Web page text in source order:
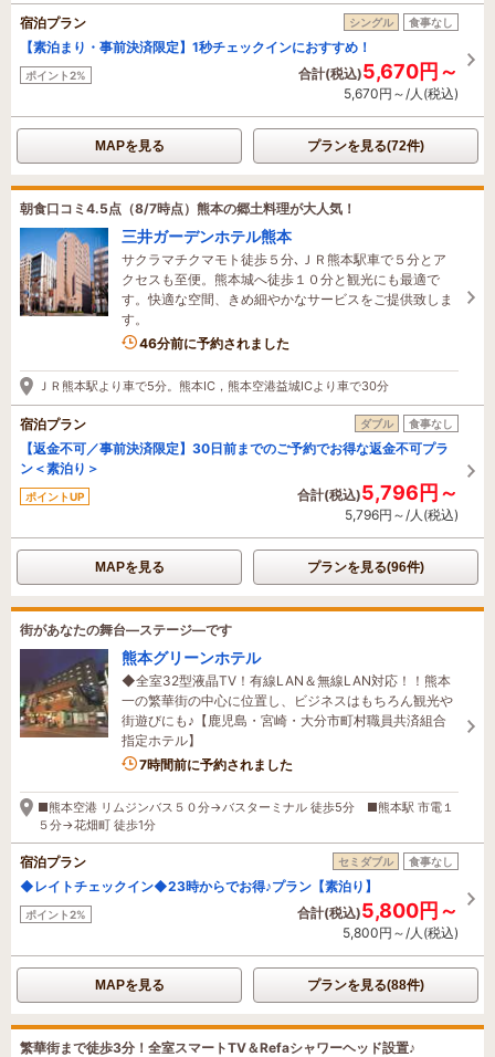
宿泊プラン シングル 食事なし
【素泊まり・事前決済限定】1秒チェックインにおすすめ！
ポイント2% 合計(税込)5,670円～
5,670円～/人(税込)
MAPを見る プランを見る(72件)
朝食口コミ4.5点（8/7時点）熊本の郷土料理が大人気！
三井ガーデンホテル熊本
サクラマチクマモト徒歩５分､ＪＲ熊本駅車で５分とア
クセスも至便。熊本城へ徒歩１０分と観光にも最適で
す。快適な空間、きめ細やかなサービスをご提供致しま
す。
46分前に予約されました
ＪＲ熊本駅より車で5分。熊本IC，熊本空港益城ICより車で30分
宿泊プラン ダブル 食事なし
【返金不可／事前決済限定】30日前までのご予約でお得な返金不可プラ
ン＜素泊り＞
ポイントUP 合計(税込)5,796円～
5,796円～/人(税込)
MAPを見る プランを見る(96件)
街があなたの舞台―ステージ―です
熊本グリーンホテル
◆全室32型液晶TV！有線LAN＆無線LAN対応！！熊本
一の繁華街の中心に位置し、ビジネスはもちろん観光や
街遊びにも♪【鹿児島・宮崎・大分市町村職員共済組合
指定ホテル】
7時間前に予約されました
■熊本空港 リムジンバス５０分→バスターミナル 徒歩5分 ■熊本駅 市電１
５分→花畑町 徒歩1分
宿泊プラン セミダブル 食事なし
◆レイトチェックイン◆23時からでお得♪プラン【素泊り】
ポイント2% 合計(税込)5,800円～
5,800円～/人(税込)
MAPを見る プランを見る(88件)
繁華街まで徒歩3分！全室スマートTV＆Refaシャワーヘッド設置♪